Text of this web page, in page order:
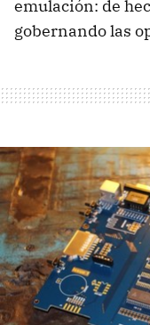
emulación: de
gobernando las